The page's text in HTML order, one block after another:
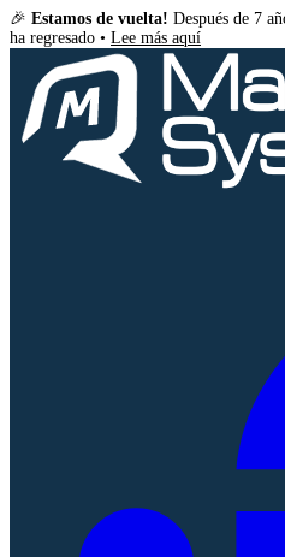
🎉 Estamos de vuelta! Después de 7
ha regresado • Lee más aquí